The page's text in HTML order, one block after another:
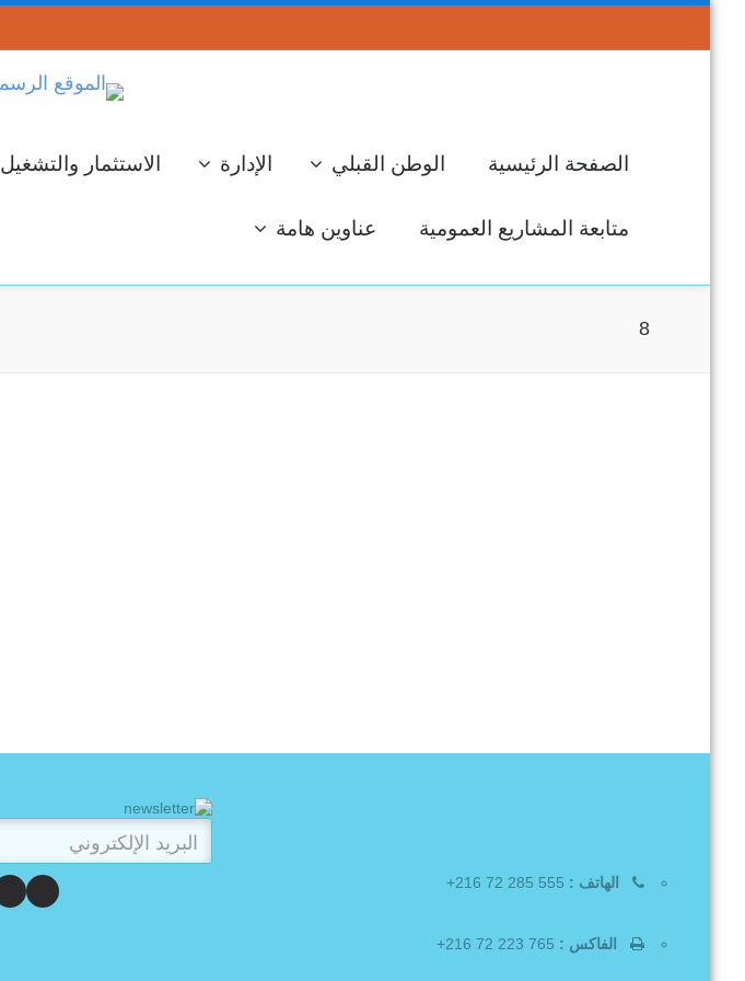
الصفحة الرئيسية الوطن القبلي الإدارة الاستثمار والتشغيل
متابعة المشاريع العمومية عناوين هامة
8
الهاتف :
الفاكس :